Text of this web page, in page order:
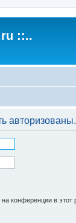
::..
авторизованы.
конференции в этот